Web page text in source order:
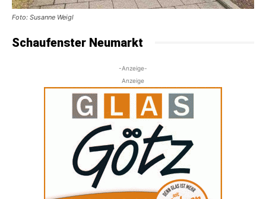
Foto: Susanne Weigl
Schaufenster Neumarkt
-Anzeige-
Anzeige